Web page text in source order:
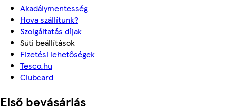
Akadálymentesség
Hova szállítunk?
Szolgáltatás díjak
Süti beállítások
Fizetési lehetőségek
Tesco.hu
Clubcard
Első bevásárlás